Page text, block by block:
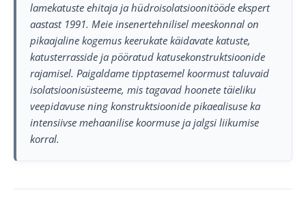
lamekatuste ehitaja ja hüdroisolatsioonitööde ekspert
aastast 1991. Meie insenertehnilisel meeskonnal on
pikaajaline kogemus keerukate käidavate katuste,
katusterrasside ja pööratud katusekonstruktsioonide
rajamisel. Paigaldame tipptasemel koormust taluvaid
isolatsioonisüsteeme, mis tagavad hoonete täieliku
veepidavuse ning konstruktsioonide pikaealisuse ka
intensiivse mehaanilise koormuse ja jalgsi liikumise
korral.